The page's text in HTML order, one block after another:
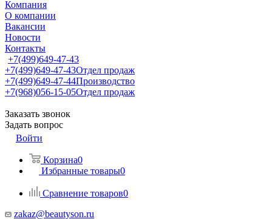
Компания
О компании
Вакансии
Новости
Контакты
+7(499)649-47-43
+7(499)649-47-43Отдел продаж
+7(499)649-47-44Производство
+7(968)056-15-05Отдел продаж
Заказать звонок
Задать вопрос
Войти
Корзина0
Избранные товары0
Сравнение товаров0
zakaz@beautyson.ru